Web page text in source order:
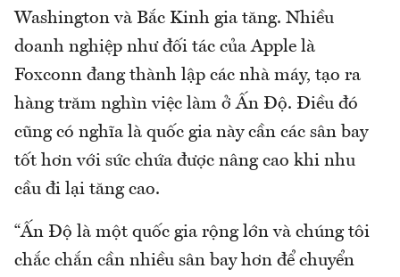
Washington và Bắc Kinh gia tăng. Nhiều
doanh nghiệp như đối tác của Apple là
Foxconn đang thành lập các nhà máy, tạo ra
hàng trăm nghìn việc làm ở Ấn Độ. Điều đó
cũng có nghĩa là quốc gia này cần các sân bay
tốt hơn với sức chứa được nâng cao khi nhu
cầu đi lại tăng cao.
“Ấn Độ là một quốc gia rộng lớn và chúng tôi
chắc chắn cần nhiều sân bay hơn để chuyển